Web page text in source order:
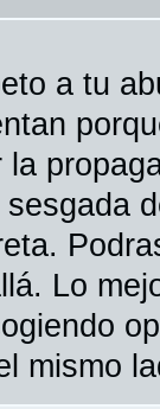
a tu
la
Lo
mismo